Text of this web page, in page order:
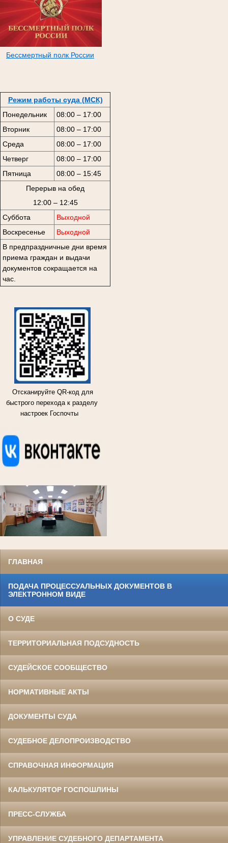
Бессмертный полк России
Режим работы суда (МСК)
Понедельник
08:00 – 17:00
Вторник
08:00 – 17:00
Среда
08:00 – 17:00
Четверг
08:00 – 17:00
Пятница
08:00 – 15:45
Перерыв на обед
12:00 – 12:45
Суббота
Выходной
Воскресенье
Выходной
В предпраздничные дни время
приема граждан и выдачи
документов сокращается на
час.
Отсканируйте QR-код для
быстрого перехода к разделу
настроек Госпочты
ГЛАВНАЯ
ПОДАЧА ПРОЦЕССУАЛЬНЫХ ДОКУМЕНТОВ В
ЭЛЕКТРОННОМ ВИДЕ
О СУДЕ
ТЕРРИТОРИАЛЬНАЯ ПОДСУДНОСТЬ
СУДЕЙСКОЕ СООБЩЕСТВО
НОРМАТИВНЫЕ АКТЫ
ДОКУМЕНТЫ СУДА
СУДЕБНОЕ ДЕЛОПРОИЗВОДСТВО
СПРАВОЧНАЯ ИНФОРМАЦИЯ
КАЛЬКУЛЯТОР ГОСПОШЛИНЫ
ПРЕСС-СЛУЖБА
УПРАВЛЕНИЕ СУДЕБНОГО ДЕПАРТАМЕНТА